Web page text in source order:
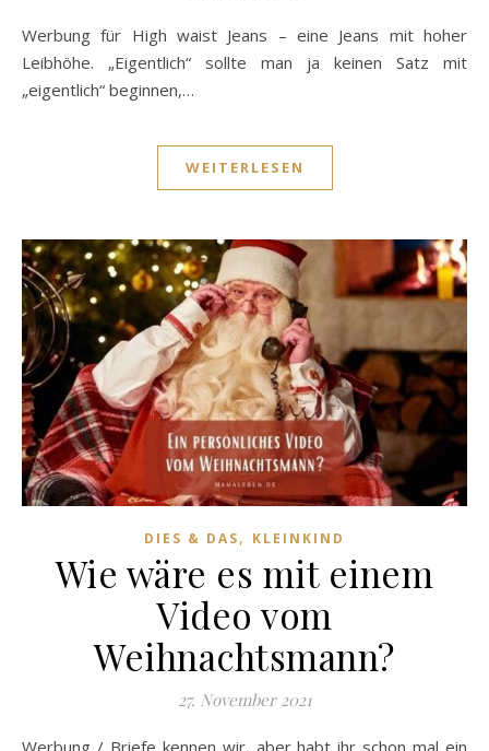
Werbung für High waist Jeans – eine Jeans mit hoher
Leibhöhe. „Eigentlich“ sollte man ja keinen Satz mit
„eigentlich“ beginnen,…
WEITERLESEN
DIES & DAS, KLEINKIND
Wie wäre es mit einem
Video vom
Weihnachtsmann?
27. November 2021